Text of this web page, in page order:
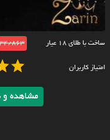
ساخت با طلای ۱۸ عیار 34/863
امتیاز کاربران
مشاهده و